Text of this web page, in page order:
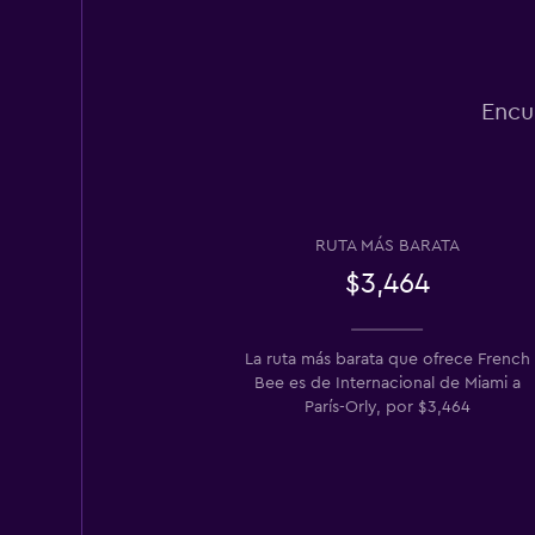
RUTA MÁS BARATA
$3,464
La ruta más barata que ofrece French
Bee es de Internacional de Miami a
París-Orly, por $3,464